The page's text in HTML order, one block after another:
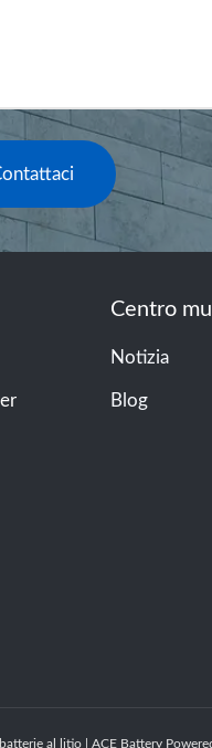
Centro
Notizia
Blog
al litio | ACE Battery